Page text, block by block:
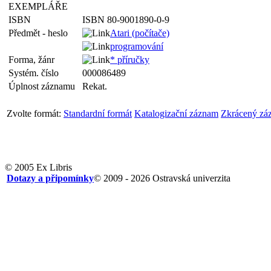
EXEMPLÁŘE
ISBN
ISBN 80-9001890-0-9
Předmět - heslo
Atari (počítače)
programování
Forma, žánr
* příručky
Systém. číslo
000086489
Úplnost záznamu
Rekat.
Zvolte formát: Standardní formát Katalogizační záznam Zkrácený
© 2005 Ex Libris
© 2009 - 2026 Ostravská univerzita
Dotazy a připomínky